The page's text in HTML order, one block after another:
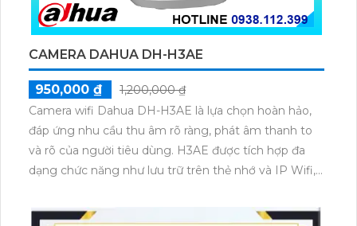
CAMERA DAHUA DH-H3AE
950,000 ₫
1,200,000 ₫
Camera wifi Dahua DH-H3AE là lựa chọn hoàn hảo,
đáp ứng nhu cầu thu âm rõ ràng, phát âm thanh to
và rõ của người tiêu dùng. H3AE được tích hợp đa
dạng chức năng như lưu trữ trên thẻ nhớ và IP Wifi,...
thông minh và tiết kiệm cho các công trình với giá rẻ.